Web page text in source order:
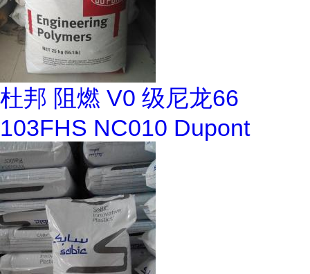
杜邦 阻燃 V0 级尼龙66
103FHS NC010 Dupont